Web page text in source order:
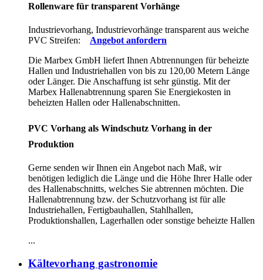
Rollenware für transparent Vorhänge
Industrievorhang, Industrievorhänge transparent aus weiche
PVC Streifen:
Angebot anfordern
Die Marbex GmbH liefert Ihnen Abtrennungen für beheizte
Hallen und Industriehallen von bis zu 120,00 Metern Länge
oder Länger. Die Anschaffung ist sehr günstig. Mit der
Marbex Hallenabtrennung sparen Sie Energiekosten in
beheizten Hallen oder Hallenabschnitten.
PVC Vorhang als Windschutz Vorhang in der
Produktion
Gerne senden wir Ihnen ein Angebot nach Maß, wir
benötigen lediglich die Länge und die Höhe Ihrer Halle oder
des Hallenabschnitts, welches Sie abtrennen möchten. Die
Hallenabtrennung bzw. der Schutzvorhang ist für alle
Industriehallen, Fertigbauhallen, Stahlhallen,
Produktionshallen, Lagerhallen oder sonstige beheizte Hallen
...
Kältevorhang gastronomie